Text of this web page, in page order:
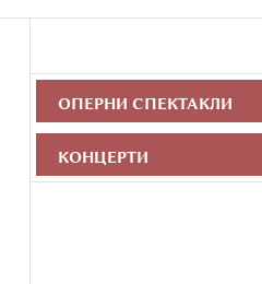
ОПЕРНИ СПЕКТАКЛИ
КОНЦЕРТИ